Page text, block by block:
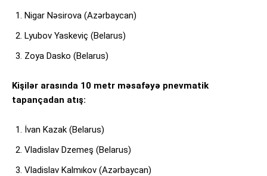
Nigar Nəsirova (Azərbaycan)
Lyubov Yaskeviç (Belarus)
Zoya Dasko (Belarus)
Kişilər arasında 10 metr məsafəyə pnevmatik
tapançadan atış:
İvan Kazak (Belarus)
Vladislav Dzemeş (Belarus)
Vladislav Kalmıkov (Azərbaycan)